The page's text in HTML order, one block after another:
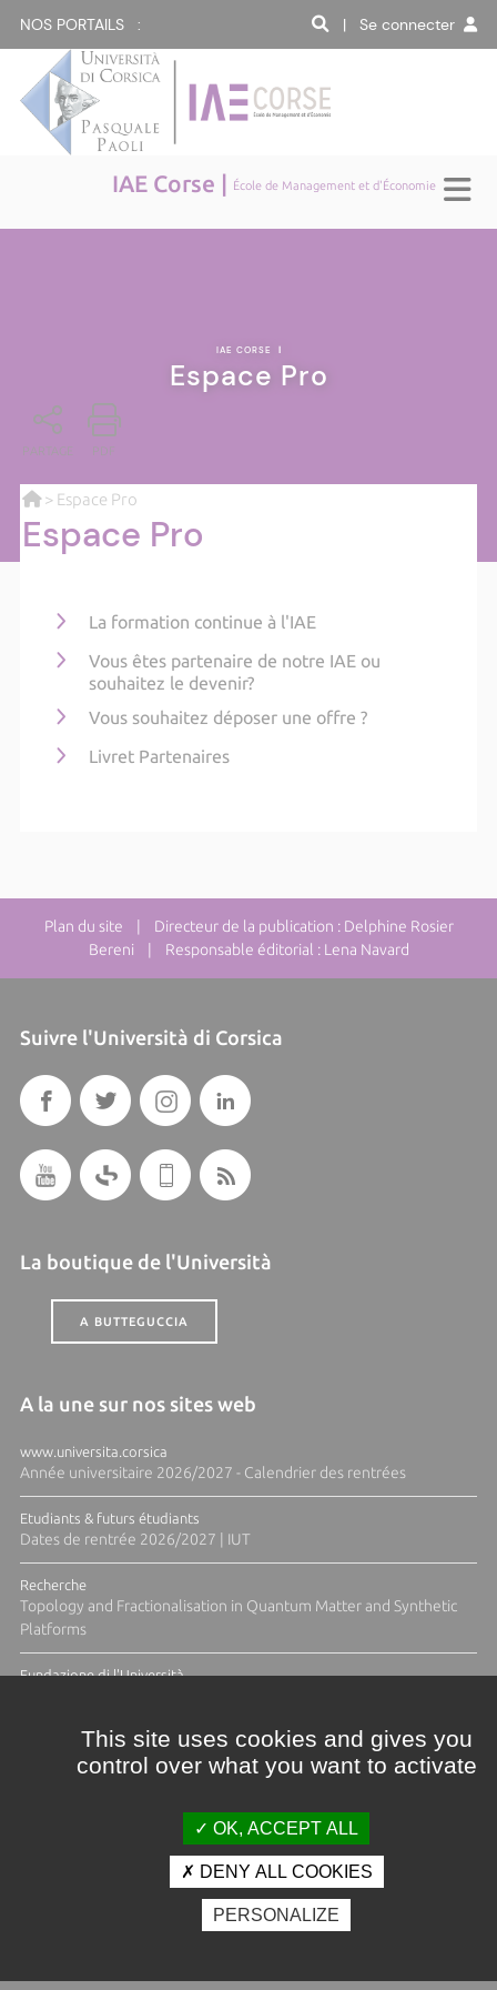
NOS PORTAILS : | Se connecter
IAE Corse | École de Management et d'Économie
IAE CORSE |
Espace Pro
PARTAGE PDF
> Espace Pro
Espace Pro
La formation continue à l'IAE
Vous êtes partenaire de notre IAE ou
souhaitez le devenir?
Vous souhaitez déposer une offre ?
Livret Partenaires
Plan du site | Directeur de la publication : Delphine Rosier
Bereni | Responsable éditorial : Lena Navard
Suivre l'Università di Corsica
La boutique de l'Università
A BUTTEGUCCIA
A la une sur nos sites web
www.universita.corsica
Année universitaire 2026/2027 - Calendrier des rentrées
Etudiants & futurs étudiants
Dates de rentrée 2026/2027 | IUT
Recherche
Topology and Fractionalisation in Quantum Matter and Synthetic
Platforms
Fundazione di l'Università
Crédits et mentions légales
Espace presse
Photothèque
This site uses cookies and gives you
control over what you want to activate
OK, ACCEPT ALL
DENY ALL COOKIES
PERSONALIZE